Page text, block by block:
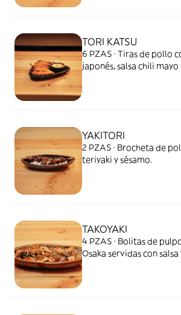
TORI KATSU
6 PZAS · Tiras de pollo
japonés, salsa chili mayo
YAKITORI
2 PZAS · Brocheta de
teriyaki y sésamo.
TAKOYAKI
4 PZAS · Bolitas de
Osaka servidas con